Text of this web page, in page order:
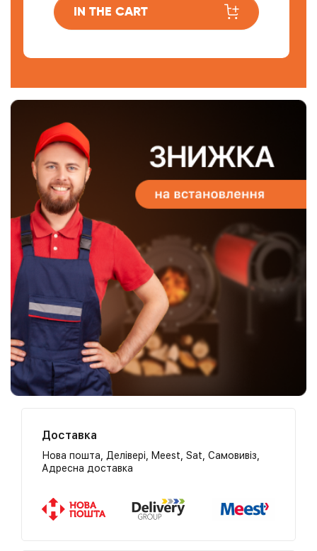
IN THE CART
Доставка
Нова пошта, Делівері, Meest, Sat, Самовивіз,
Адресна доставка